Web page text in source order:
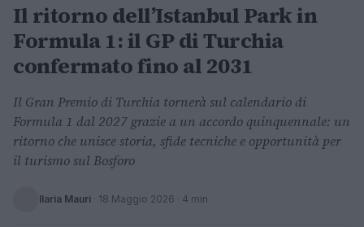
Il ritorno dell’Istanbul Park in
Formula 1: il GP di Turchia
confermato fino al 2031
Il Gran Premio di Turchia tornerà sul calendario di
Formula 1 dal 2027 grazie a un accordo quinquennale: un
ritorno che unisce storia, sfide tecniche e opportunità per
il turismo sul Bosforo
Ilaria Mauri · 18 Maggio 2026 · 4 min